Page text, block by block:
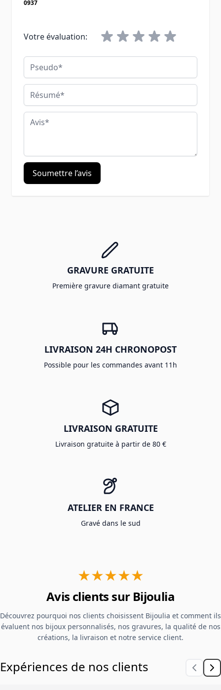
0937
Votre évaluation:
Pseudo
Résumé
Avis
Soumettre l’avis
GRAVURE GRATUITE
Première gravure diamant gratuite
LIVRAISON 24H CHRONOPOST
Possible pour les commandes avant 11h
LIVRAISON GRATUITE
Livraison gratuite à partir de 80 €
ATELIER EN FRANCE
Gravé dans le sud
★★★★★
Avis clients sur Bijoulia
Découvrez pourquoi nos clients choisissent Bijoulia et comment ils
évaluent nos bijoux personnalisés, nos gravures, la qualité de nos
créations, la livraison et notre service client.
Expériences de nos clients